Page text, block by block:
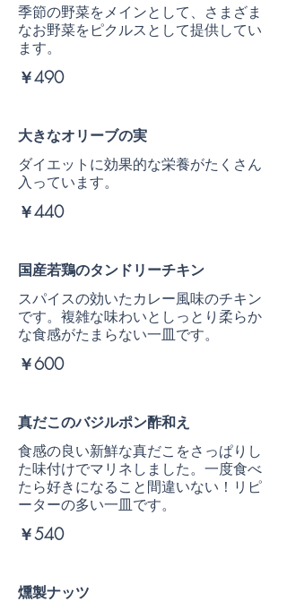
季節の野菜をメインとして、さまざま
なお野菜をピクルスとして提供してい
ます。
￥490
大きなオリーブの実
ダイエットに効果的な栄養がたくさん
入っています。
￥440
国産若鶏のタンドリーチキン
スパイスの効いたカレー風味のチキン
です。複雑な味わいとしっとり柔らか
な食感がたまらない一皿です。
￥600
真だこのバジルポン酢和え
食感の良い新鮮な真だこをさっぱりし
た味付けでマリネしました。一度食べ
たら好きになること間違いない！リピ
ーターの多い一皿です。
￥540
燻製ナッツ